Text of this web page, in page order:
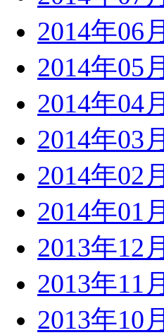
2014年06月
2014年05月
2014年04月
2014年03月
2014年02月
2014年01月
2013年12月
2013年11月
2013年10月